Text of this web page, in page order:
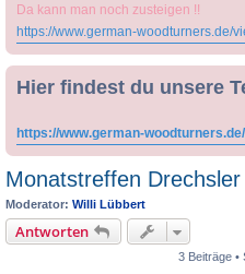
Da kann man noch zusteigen !!
https://www.german-woodturners.de/
Hier findest du unsere
https://www.german-
Monatstreffen
Moderator: Willi Lübbert
Antworten
3 Beiträge •